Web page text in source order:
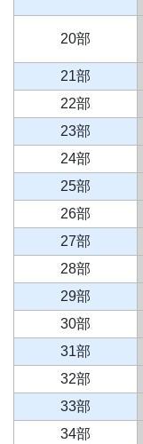
20部
21部
22部
23部
24部
25部
26部
27部
28部
29部
30部
31部
32部
33部
34部